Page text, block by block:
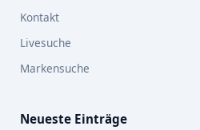
Kontakt
Livesuche
Markensuche
Neueste Einträge